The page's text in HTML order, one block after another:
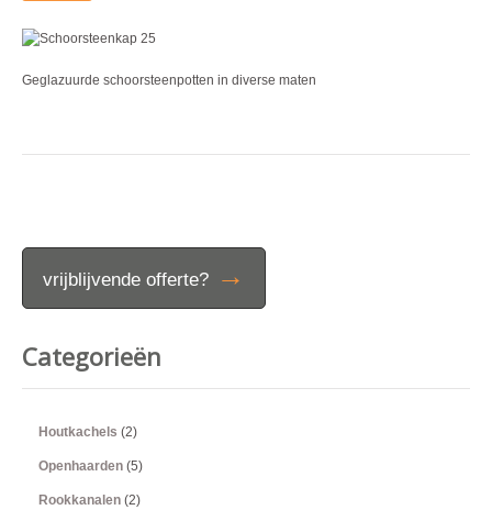
Geglazuurde schoorsteenpotten in diverse maten
vrijblijvende offerte? →
Categorieën
Houtkachels (2)
Openhaarden (5)
Rookkanalen (2)